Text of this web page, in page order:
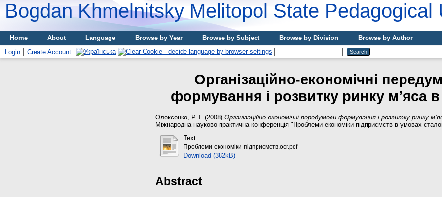
Bogdan Khmelnitsky Melitopol State Pedagogical
Home About Language Browse by Year Browse by Subject Browse by Division
Browse by Author
Login
Create Account
Організаційно-економічні
формування і розвитку ринку м’яса в
Олексенко, Р. І. (2008) Організаційно-економічні передумови формування і розвитку ринку
Міжнародна науково-практична конференція "Проблеми економіки підприємств в умовах
Text
Проблеми-економіки-підприємств.ocr.pdf
Download (382kB)
Abstract